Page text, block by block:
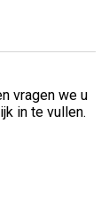
vragen we u
in te vullen.